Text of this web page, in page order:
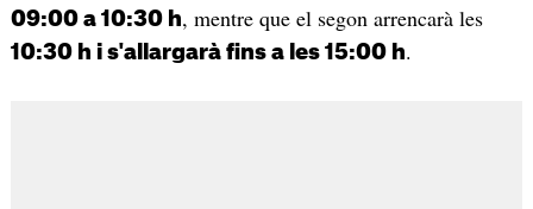
09:00 a 10:30 h, mentre que el segon arrencarà les
10:30 h i s'allargarà fins a les 15:00 h.